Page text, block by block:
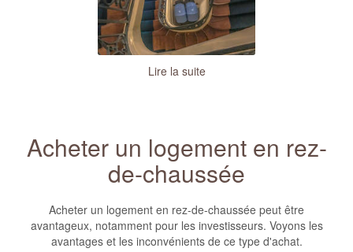
Lire la suite
Acheter un logement en rez-
de-chaussée
Acheter un logement en rez-de-chaussée peut être
avantageux, notamment pour les investisseurs. Voyons les
avantages et les inconvénients de ce type d'achat.